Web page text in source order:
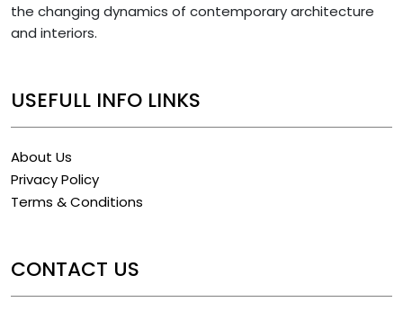
the changing dynamics of contemporary architecture
and interiors.
USEFULL INFO LINKS
About Us
Privacy Policy
Terms & Conditions
CONTACT US